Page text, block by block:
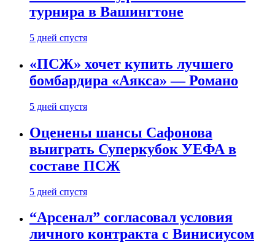
турнира в Вашингтоне
5 дней спустя
«ПСЖ» хочет купить лучшего
бомбардира «Аякса» — Романо
5 дней спустя
Оценены шансы Сафонова
выиграть Суперкубок УЕФА в
составе ПСЖ
5 дней спустя
“Арсенал” согласовал условия
личного контракта с Винисиусом